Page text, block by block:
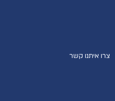
צרו איתנו קשר